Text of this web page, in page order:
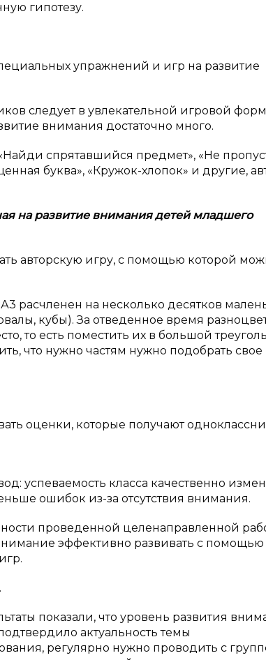
гипотезу.
упражнений и игр на развитие
следует в увлекательной игровой
внимания достаточно много.
спрятавшийся предмет», «Не
буква», «Кружок-хлопок» и другие,
на развитие внимания детей младшего
авторскую игру, с помощью которой
расчленен на несколько десятков
кубы). За отведенное время
то есть поместить их в большой
что нужно частям нужно подобрать свое
оценки, которые получают
успеваемость класса качественно
ошибок из-за отсутствия внимания.
проведенной целенаправленной
эффективно развивать с помощью
показали, что уровень развития
актуальность темы
регулярно нужно проводить с